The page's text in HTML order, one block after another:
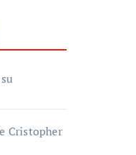
Cristopher